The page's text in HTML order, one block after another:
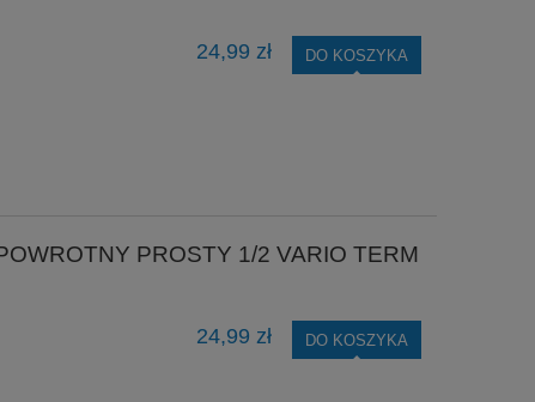
24,99 zł DO KOSZYKA
PROSTY 1/2 VARIO TERM
24,99 zł DO KOSZYKA